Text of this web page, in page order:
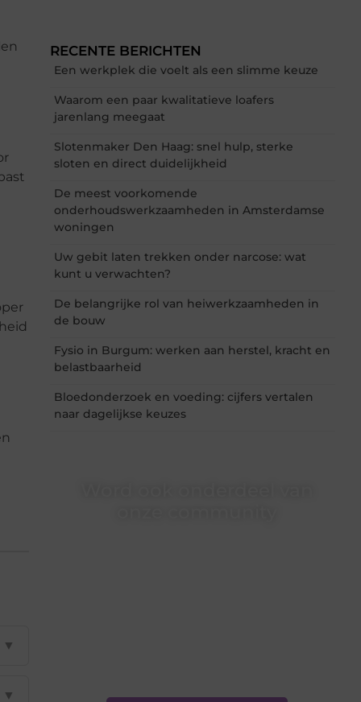
▼
▼
RECENTE BERICHTEN
Een werkplek die voelt als een slimme keuze
Waarom een paar kwalitatieve loafers
jarenlang meegaat
Slotenmaker Den Haag: snel hulp, sterke
sloten en direct duidelijkheid
De meest voorkomende
onderhoudswerkzaamheden in Amsterdamse
woningen
Uw gebit laten trekken onder narcose: wat
kunt u verwachten?
De belangrijke rol van heiwerkzaamheden in
de bouw
Fysio in Burgum: werken aan herstel, kracht en
belastbaarheid
Bloedonderzoek en voeding: cijfers vertalen
naar dagelijkse keuzes